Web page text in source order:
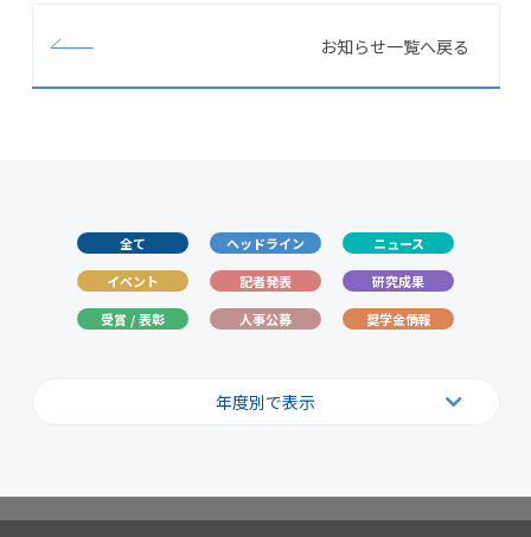
お知らせ一覧へ戻る
全て ヘッドライン
ニュース
イベント
記者発表
研究成果
受賞 / 表彰
人事公募 奨学金情報
年度別で表示